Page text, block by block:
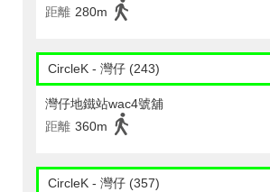
距離 280m
CircleK - 灣仔 (243)
灣仔地鐵站wac4號舖
距離 360m
CircleK - 灣仔 (357)